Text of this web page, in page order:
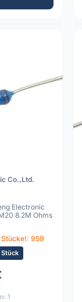
Co.,Ltd.
Electronic
8.2M Ohms
959
1